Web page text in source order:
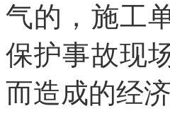
气的，施工
保护事故现
而造成的经